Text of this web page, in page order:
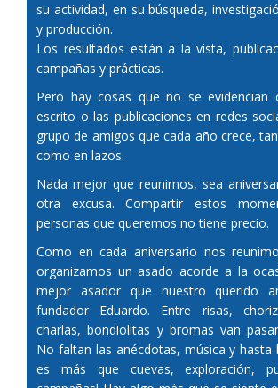
su actividad, en su búsqueda,
y producción.
Los resultados están a la vista,
campañas y prácticas.
Pero hay cosas que no se evidencian
escrito o las publicaciones en redes
grupo de amigos que cada año crece,
como en lazos.
Nada mejor que reunirnos, sea
otra excusa. Compartir estos
personas que queremos no tiene precio.
Como en cada aniversario nos
organizamos un asado acorde a la
mejor asador que nuestro querido
fundador Eduardo. Entre risas,
charlas, bondiolitas y bromas van
No faltan las anécdotas, música y hasta
es más que cuevas, exploración,